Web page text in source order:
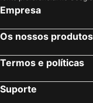
Durfort-et-Saint-Martin-de-Sossenac, bed
Le Grau-du-Roi, bed and
Neffiès, bed and
Générac, bed and
Prades-le-Lez, bed and
Empresa
Os nossos produtos
Termos e políticas
Suporte